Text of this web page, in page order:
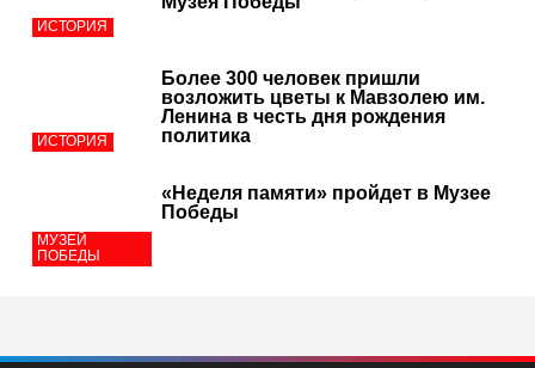
ИСТОРИЯ
ИСТОРИЯ
Более 300 человек пришли
возложить цветы к Мавзолею им.
Ленина в честь дня рождения
политика
МУЗЕЙ
ПОБЕДЫ
«Неделя памяти» пройдет в Музее
Победы